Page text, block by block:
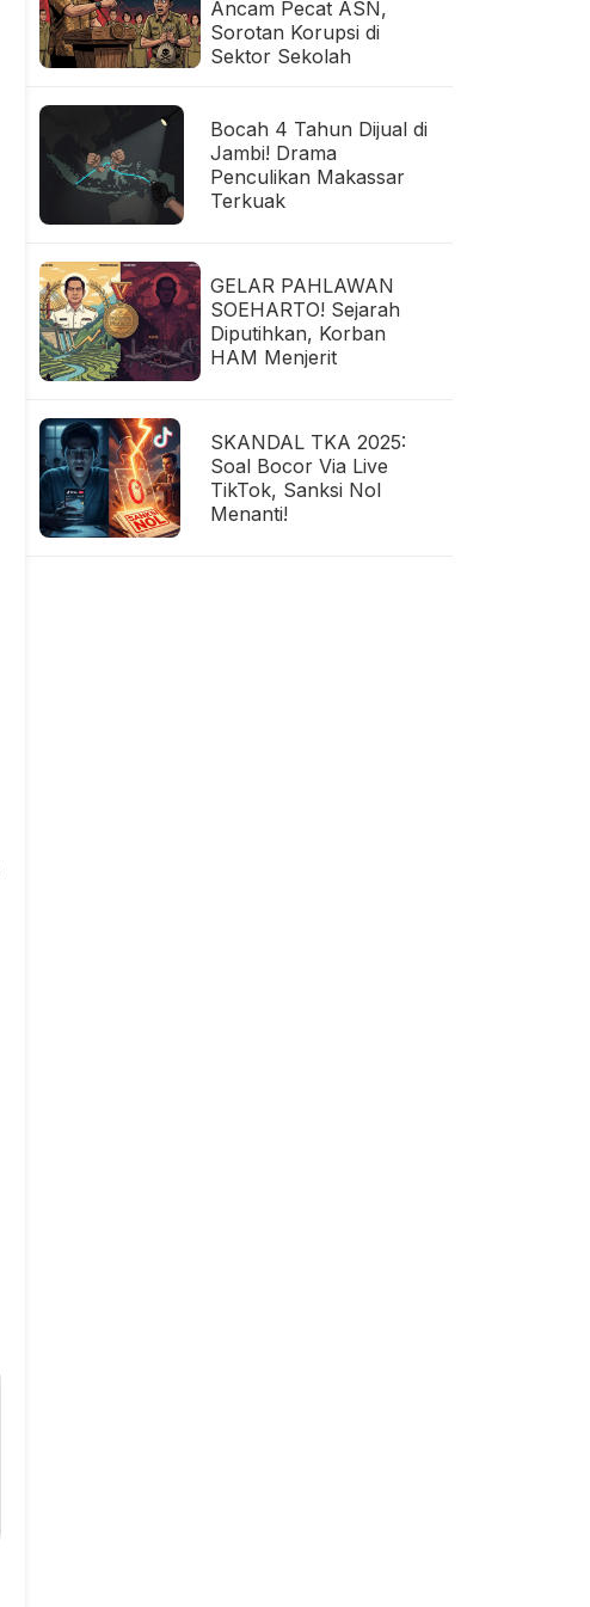
Ancam Pecat ASN,
Sorotan Korupsi di
Sektor Sekolah
Bocah 4 Tahun Dijual di
Jambi! Drama
Penculikan Makassar
Terkuak
GELAR PAHLAWAN
SOEHARTO! Sejarah
Diputihkan, Korban
HAM Menjerit
SKANDAL TKA 2025:
Soal Bocor Via Live
TikTok, Sanksi Nol
Menanti!